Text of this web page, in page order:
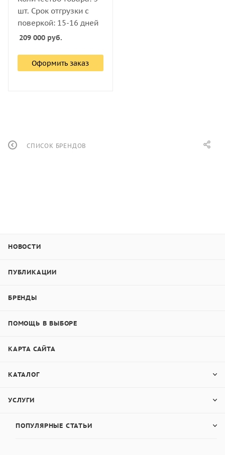
шт. Срок отгрузки с
поверкой: 15-16 дней
209 000 руб.
Оформить заказ
СПИСОК БРЕНДОВ
НОВОСТИ
ПУБЛИКАЦИИ
БРЕНДЫ
ПОМОЩЬ В ВЫБОРЕ
КАРТА САЙТА
КАТАЛОГ
УСЛУГИ
ПОПУЛЯРНЫЕ СТАТЬИ